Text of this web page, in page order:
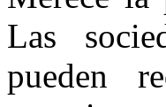
Las
pueden